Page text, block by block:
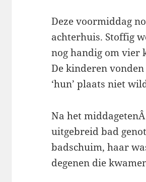
Deze voormiddag
achterhuis. Stoffig
nog handig om vier
De kinderen
‘hun’ plaats niet
Na het
uitgebreid bad
badschuim, haar
degenen die